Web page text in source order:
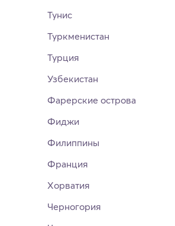
Тунис
Туркменистан
Турция
Узбекистан
Фарерские острова
Фиджи
Филиппины
Франция
Хорватия
Черногория